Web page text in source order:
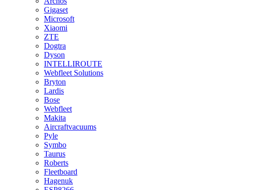
Gigaset
Microsoft
Xiaomi
ZTE
Dogtra
Dyson
INTELLIROUTE
Webfleet Solutions
Bryton
Lardis
Bose
Webfleet
Makita
Aircraftvacuums
Pyle
Symbo
Taurus
Roberts
Fleetboard
Hagenuk